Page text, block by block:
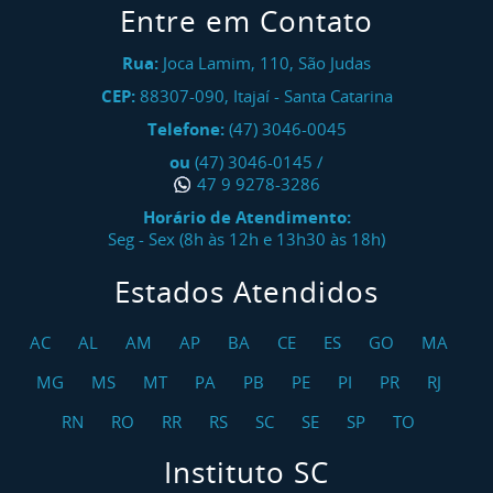
Entre em Contato
Rua: Joca Lamim, 110, São Judas
CEP: 88307-090, Itajaí- Santa Catarina
Telefone: (47) 3046-0045
ou (47) 3046-0145 /
47 9 9278-3286
Horário de Atendimento:
Seg - Sex (8h às 12h e 13h30 às 18h)
Estados Atendidos
AC AL AM AP BA CE ES GO
MA
MG
MS MT PA PB PE PI PR
RJ
RN
RO RR RS SC SE SP TO
Instituto SC